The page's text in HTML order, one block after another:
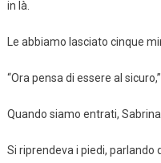
in là.
Le abbiamo lasciato cinque
“Ora pensa di essere al
Quando siamo entrati,
Si riprendeva i piedi, parlando